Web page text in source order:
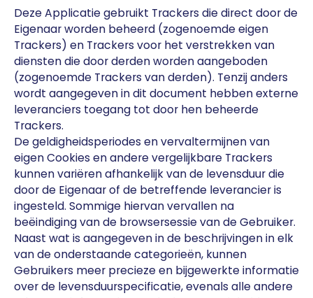
Deze Applicatie gebruikt Trackers die direct door de
Eigenaar worden beheerd (zogenoemde eigen
Trackers) en Trackers voor het verstrekken van
diensten die door derden worden aangeboden
(zogenoemde Trackers van derden). Tenzij anders
wordt aangegeven in dit document hebben externe
leveranciers toegang tot door hen beheerde
Trackers.
De geldigheidsperiodes en vervaltermijnen van
eigen Cookies en andere vergelijkbare Trackers
kunnen variëren afhankelijk van de levensduur die
door de Eigenaar of de betreffende leverancier is
ingesteld. Sommige hiervan vervallen na
beëindiging van de browsersessie van de Gebruiker.
Naast wat is aangegeven in de beschrijvingen in elk
van de onderstaande categorieën, kunnen
Gebruikers meer precieze en bijgewerkte informatie
over de levensduurspecificatie, evenals alle andere